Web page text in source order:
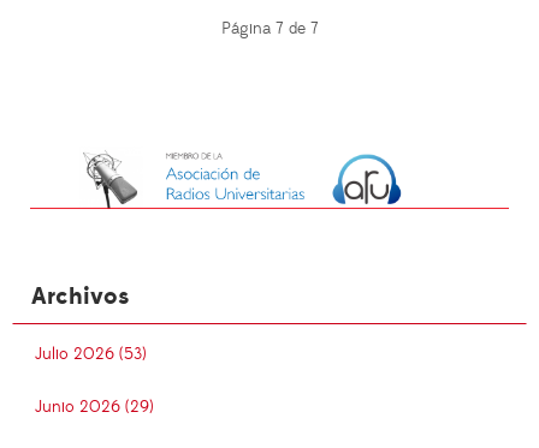
Página 7 de 7
Archivos
Julio 2026 (53)
Junio 2026 (29)